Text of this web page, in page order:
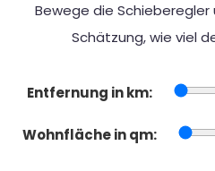
Bewege die
Schätzung, wie viel
Entfernung in km:
Wohnfläche in qm: